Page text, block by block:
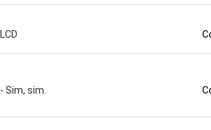
LCD
- Sim, sim.